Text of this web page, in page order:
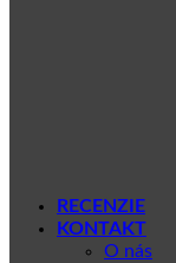
RECENZIE
KONTAKT
O nás